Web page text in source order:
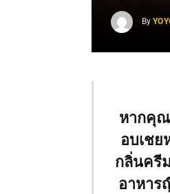
By
หากคุณ
อบเชย
กลิ่นครี
อาหาร